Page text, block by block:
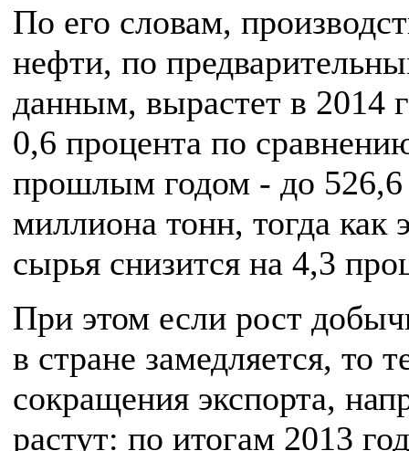
По его словам,
нефти, по
данным, вырастет в 2014
0,6 процента по
прошлым годом - до 526,6
миллиона тонн, тогда как
сырья снизится на 4,3
При этом если рост
в стране замедляется, то
сокращения экспорта,
растут: по итогам 2013